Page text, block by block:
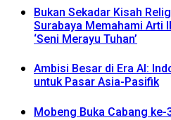
Bukan Sekadar Kisah
Surabaya Memahami Arti
‘Seni Merayu Tuhan’
Ambisi Besar di Era AI:
untuk Pasar Asia-Pasifik
Mobeng Buka Cabang